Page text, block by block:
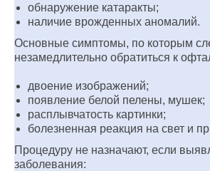
обнаружение катаракты;
наличие врожденных аномалий.
Основные симптомы, по которым
незамедлительно обратиться к
двоение изображений;
появление белой пелены, мушек;
расплывчатость картинки;
болезненная реакция на свет и
Процедуру не назначают, если
заболевания: